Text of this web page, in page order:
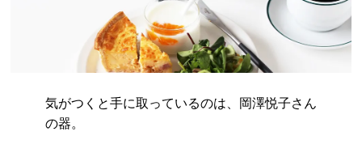
気がつくと手に取っているのは、岡澤悦子さん
の器。